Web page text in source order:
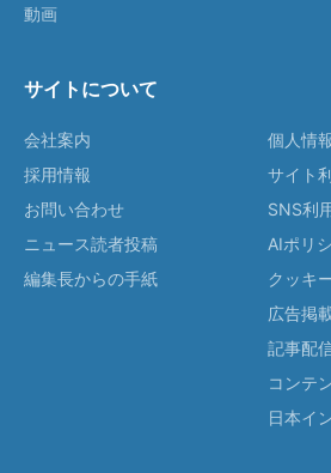
動画
サイトについて
会社案内
採用情報
お問い合わせ
ニュース読者投稿
編集長からの手紙
個人情
サイト
SNS利
AIポリ
クッキ
広告掲
記事配
コンテ
日本イ